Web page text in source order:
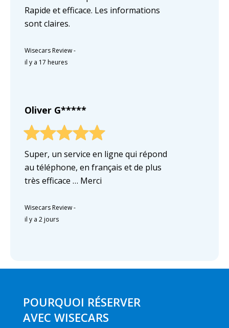
Rapide et efficace. Les informations
sont claires.
Wisecars Review-
il y a 17 heures
Oliver G*****
Super, un service en ligne qui répond
au téléphone, en français et de plus
très efficace … Merci
Wisecars Review-
il y a 2 jours
POURQUOI RÉSERVER
AVEC WISECARS